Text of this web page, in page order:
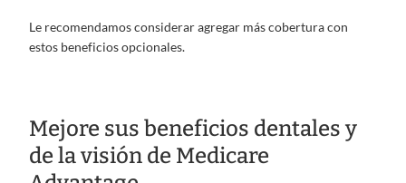
Le recomendamos considerar agregar más cobertura con
estos beneficios opcionales.
Mejore sus beneficios dentales y
de la visión de Medicare